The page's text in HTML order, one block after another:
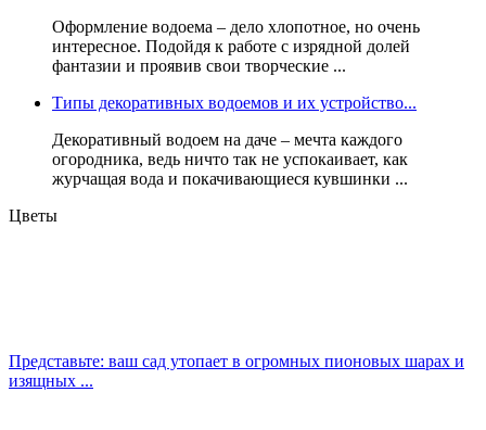
Оформление водоема – дело хлопотное, но очень
интересное. Подойдя к работе с изрядной долей
фантазии и проявив свои творческие ...
Типы декоративных водоемов и их устройство...
Декоративный водоем на даче – мечта каждого
огородника, ведь ничто так не успокаивает, как
журчащая вода и покачивающиеся кувшинки ...
Цветы
Представьте: ваш сад утопает в огромных пионовых шарах и
изящных ...